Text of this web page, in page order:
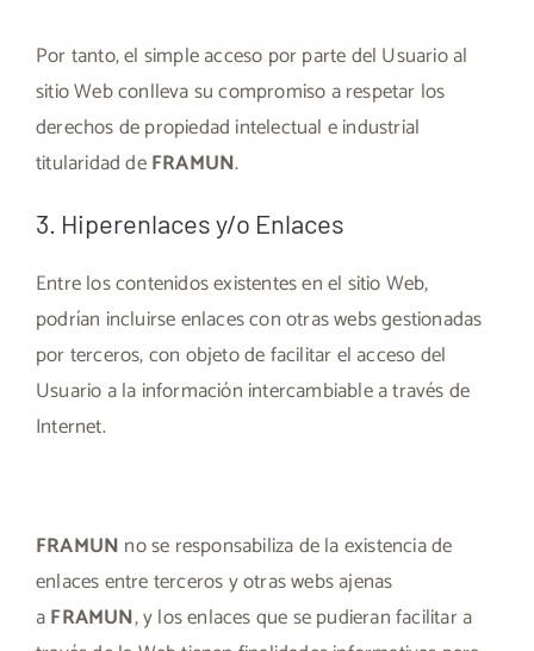
Por tanto, el simple acceso por parte del Usuario al
sitio Web conlleva su compromiso a respetar los
derechos de propiedad intelectual e industrial
titularidad deFRAMUN.
3. Hiperenlaces y/o Enlaces
Entre los contenidos existentes en el sitio Web,
podrían incluirse enlaces con otras webs gestionadas
por terceros, con objeto de facilitar el acceso del
Usuario a la información intercambiable a través de
Internet.
FRAMUN no se responsabiliza de la existencia de
enlaces entre terceros y otras webs ajenas
aFRAMUN, y los enlaces que se pudieran facilitar a